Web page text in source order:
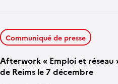
Afterwork « Emploi et réseau
de Reims le 7 décembre
Communiqué de presse